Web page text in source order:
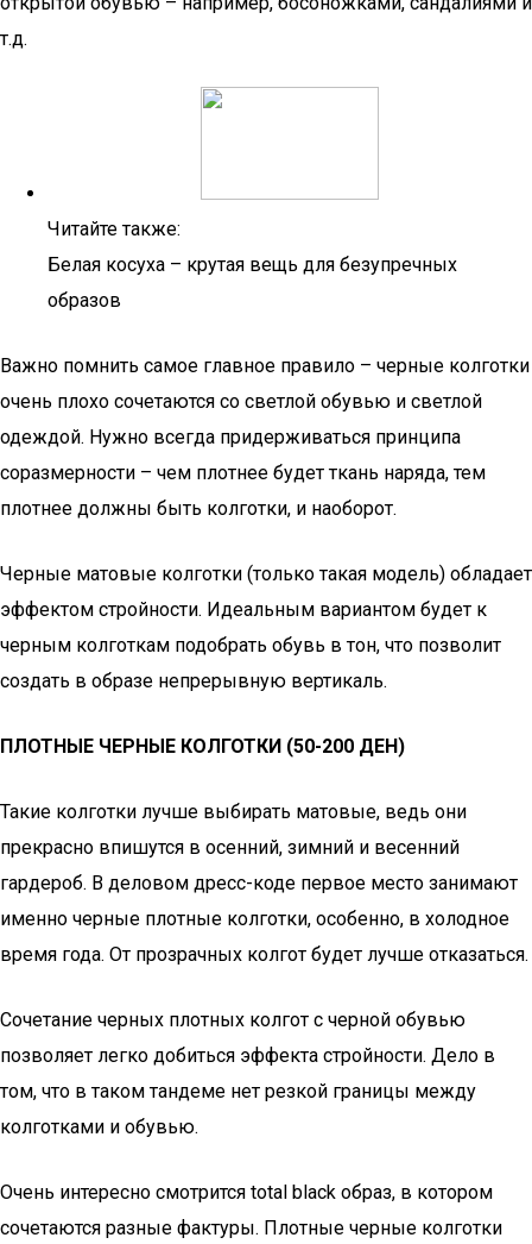
т.д.
Читайте также:
Белая косуха – крутая вещь для безупречных
образов
Важно помнить самое главное правило – черные колготки
очень плохо сочетаются со светлой обувью и светлой
одеждой. Нужно всегда придерживаться принципа
соразмерности – чем плотнее будет ткань наряда, тем
плотнее должны быть колготки, и наоборот.
Черные матовые колготки (только такая модель) обладает
эффектом стройности. Идеальным вариантом будет к
черным колготкам подобрать обувь в тон, что позволит
создать в образе непрерывную вертикаль.
ПЛОТНЫЕ ЧЕРНЫЕ КОЛГОТКИ (50-200 ДЕН)
Такие колготки лучше выбирать матовые, ведь они
прекрасно впишутся в осенний, зимний и весенний
гардероб. В деловом дресс-коде первое место занимают
именно черные плотные колготки, особенно, в холодное
время года. От прозрачных колгот будет лучше отказаться.
Сочетание черных плотных колгот с черной обувью
позволяет легко добиться эффекта стройности. Дело в
том, что в таком тандеме нет резкой границы между
колготками и обувью.
Очень интересно смотрится total black образ, в котором
сочетаются разные фактуры. Плотные черные колготки